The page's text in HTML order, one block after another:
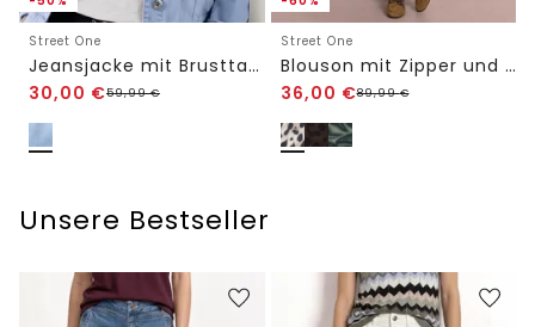
Street One
Jeansjacke mit Brusttaschen und Knöpfen
30,00 €59,99€
Street One
Blouson mit Zipper und Print
36,00 €89,99€
Unsere Bestseller